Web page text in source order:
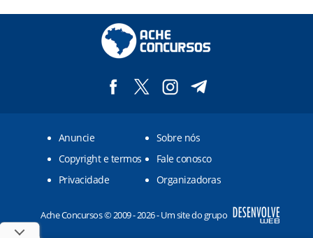
Anuncie
Sobre nós
Copyright e termos
Fale conosco
Privacidade
Organizadoras
Ache Concursos © 2009 - 2026 - Um site do grupo